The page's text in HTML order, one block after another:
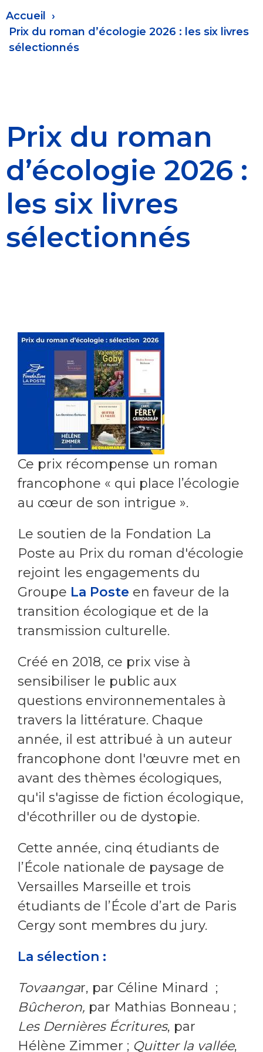
Fil
d'Ariane
Accueil
Prix du roman d’écologie 2026 : les six livres
sélectionnés
Prix du roman
d’écologie 2026 :
les six livres
sélectionnés
Ce prix récompense un roman
francophone « qui place l’écologie
au cœur de son intrigue ».
Le soutien de la Fondation La
Poste au Prix du roman d'écologie
rejoint les engagements du
Groupe La Poste en faveur de la
transition écologique et de la
transmission culturelle.
Créé en 2018, ce prix vise à
sensibiliser le public aux
questions environnementales à
travers la littérature. Chaque
année, il est attribué à un auteur
francophone dont l'œuvre met en
avant des thèmes écologiques,
qu'il s'agisse de fiction écologique,
d'écothriller ou de dystopie.
Cette année, cinq étudiants de
l’École nationale de paysage de
Versailles Marseille et trois
étudiants de l’École d’art de Paris
Cergy sont membres du jury.
La sélection :
Tovaangar, par Céline Minard ;
Bûcheron, par Mathias Bonneau ;
Les Dernières Écritures, par
Hélène Zimmer ; Quitter la vallée,